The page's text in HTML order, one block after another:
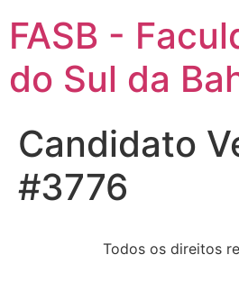
FASB -
do Sul da
Candidato
#3776
Todos os direitos